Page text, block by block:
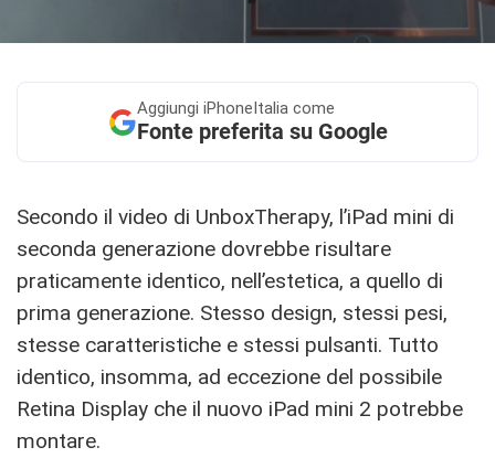
Aggiungi iPhoneItalia come
Fonte preferita su Google
Secondo il video di UnboxTherapy, l’iPad mini di
seconda generazione dovrebbe risultare
praticamente identico, nell’estetica, a quello di
prima generazione. Stesso design, stessi pesi,
stesse caratteristiche e stessi pulsanti. Tutto
identico, insomma, ad eccezione del possibile
Retina Display che il nuovo iPad mini 2 potrebbe
montare.